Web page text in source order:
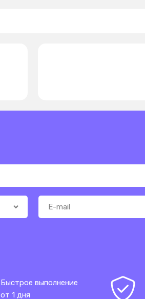
Быстрое выполнение
от 1 дня